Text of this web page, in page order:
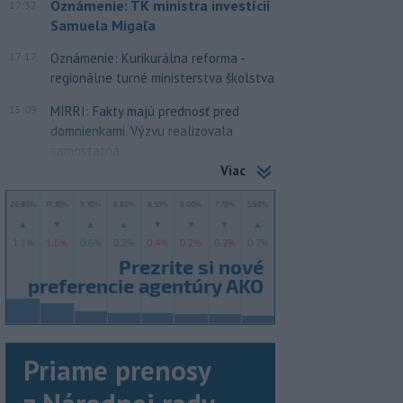
17:32
Oznámenie: TK ministra investícií
Samuela Migaľa
17:17
Oznámenie: Kurikurálna reforma -
regionálne turné ministerstva školstva
15:09
MIRRI: Fakty majú prednosť pred
domnienkami. Výzvu realizovala
samostatná...
Viac
Priame prenosy